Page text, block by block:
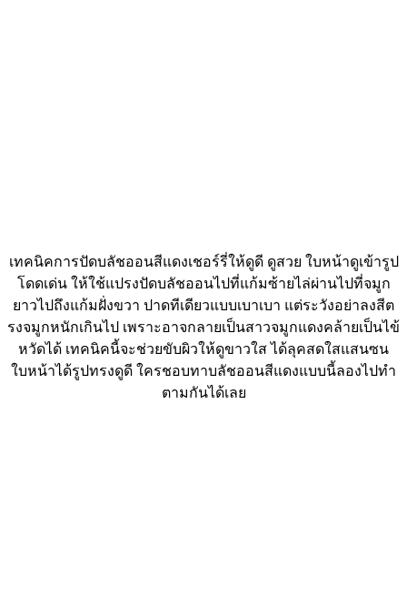
เทคนิคการปัดบลัชออนสีแดงเชอร์รี่ให้ดูดี ดูสวย ใบหน้าดูเข้ารูป
โดดเด่น ให้ใช้แปรงปัดบลัชออนไปที่แก้มซ้ายไล่ผ่านไปที่จมูก
ยาวไปถึงแก้มฝั่งขวา ปาดทีเดียวแบบเบาเบา แต่ระวังอย่าลงสีต
รงจมูกหนักเกินไป เพราะอาจกลายเป็นสาวจมูกแดงคล้ายเป็นไข้
หวัดได้ เทคนิคนี้จะช่วยขับผิวให้ดูขาวใส ได้ลุคสดใสแสนซน
ใบหน้าได้รูปทรงดูดี ใครชอบทาบลัชออนสีแดงแบบนี้ลองไปทำ
ตามกันได้เลย